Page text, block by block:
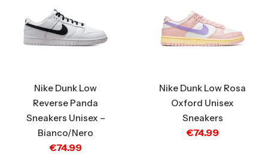
Nike Dunk Low
Reverse Panda
Sneakers Unisex –
Bianco/Nero
€74.99
Nike Dunk Low Rosa
Oxford Unisex
Sneakers
€74.99